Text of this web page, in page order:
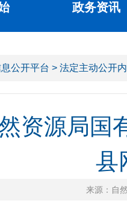
政务资讯
公开平台 > 法定主动公开
资源局国
县
来源：自